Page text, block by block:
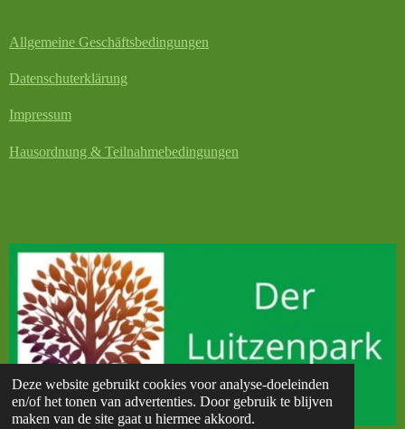
Deze website gebruikt cookies voor analyse-doeleinden
en/of het tonen van advertenties. Door gebruik te blijven
maken van de site gaat u hiermee akkoord.
Allgemeine Geschäftsbedingungen
Datenschuterklärung
Impressum
Hausordnung & Teilnahmebedingungen